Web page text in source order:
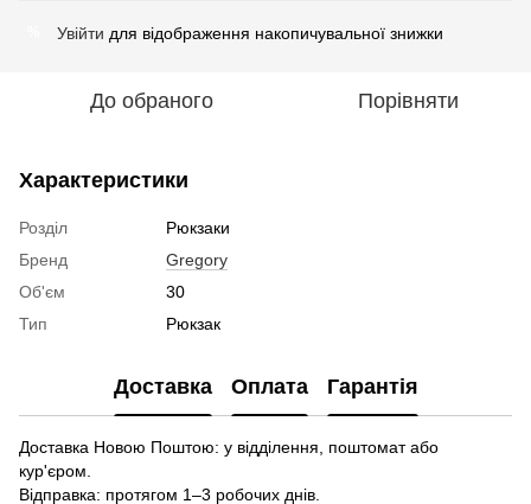
Увійти для відображення накопичувальної знижки
До обраного Порівняти
Характеристики
Розділ
Рюкзаки
Бренд
Gregory
Об'єм
30
Тип
Рюкзак
Доставка Оплата Гарантія
Доставка Новою Поштою: у відділення, поштомат або
кур'єром.
Відправка: протягом 1–3 робочих днів.